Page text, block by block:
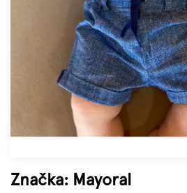
Značka: Mayoral